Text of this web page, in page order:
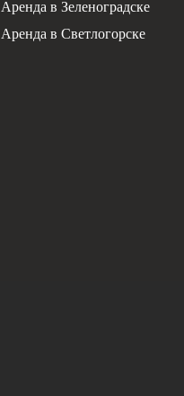
Аренда в Зеленоградске
Аренда в Светлогорске